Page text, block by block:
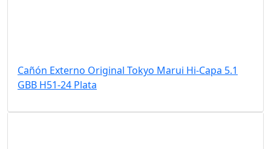
Cañón Externo Original Tokyo Marui Hi-Capa 5.1
GBB H51-24 Plata